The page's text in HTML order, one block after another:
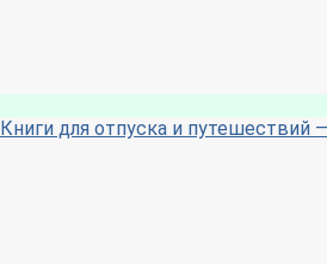
Книги для отпуска и путешествий